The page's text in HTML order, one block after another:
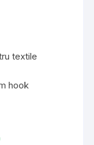
textile
hook